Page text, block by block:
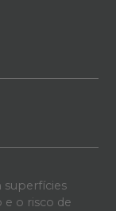
superfícies
e o risco de